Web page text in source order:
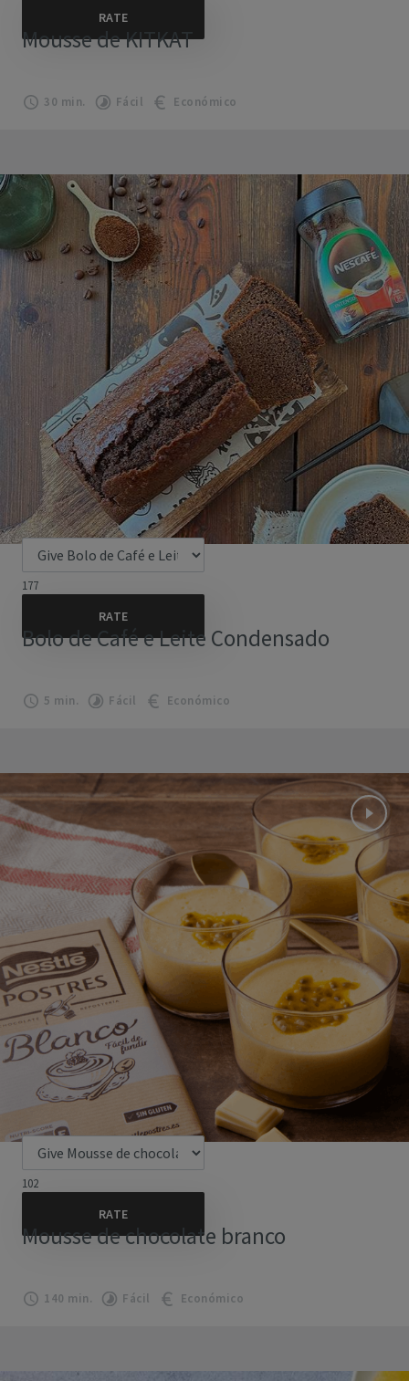
Mousse de KITKAT
30 min. Fácil Económico
177
Bolo de Café e Leite Condensado
5 min. Fácil Económico
102
Mousse de chocolate branco
140 min. Fácil Económico